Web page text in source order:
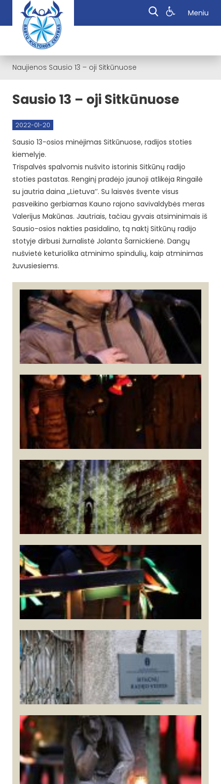
Meniu
Naujienos Sausio 13 – oji Sitkūnuose
Sausio 13 – oji Sitkūnuose
2022-01-20
Sausio 13-osios minėjimas Sitkūnuose, radijos stoties
kiemelyje.
Trispalvės spalvomis nušvito istorinis Sitkūnų radijo
stoties pastatas. Renginį pradėjo jaunoji atlikėja Ringailė
su jautria daina ,,Lietuva’’. Su laisvės švente visus
pasveikino gerbiamas Kauno rajono savivaldybės meras
Valerijus Makūnas. Jautriais, tačiau gyvais atsiminimais iš
Sausio-osios nakties pasidalino, tą naktį Sitkūnų radijo
stotyje dirbusi žurnalistė Jolanta Šarnickienė. Dangų
nušvietė keturiolika atminimo spindulių, kaip atminimas
žuvusiesiems.